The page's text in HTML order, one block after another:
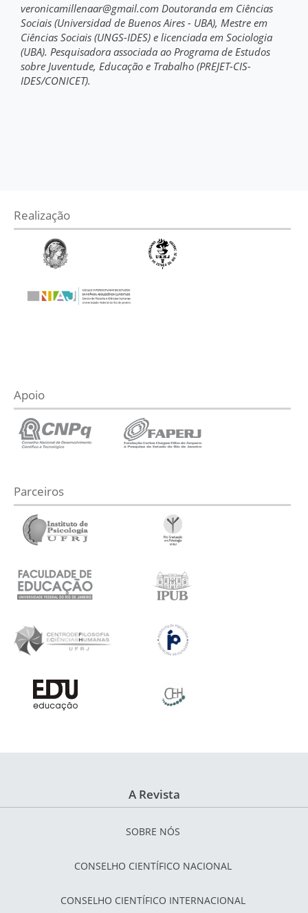
veronicamillenaar@gmail.com Doutoranda em Ciências
Sociais (Universidad de Buenos Aires - UBA), Mestre em
Ciências Sociais (UNGS-IDES) e licenciada em Sociologia
(UBA). Pesquisadora associada ao Programa de Estudos
sobre Juventude, Educação e Trabalho (PREJET-CIS-
IDES/CONICET).
Realização
Apoio
Parceiros
A Revista
SOBRE NÓS
CONSELHO CIENTÍFICO NACIONAL
CONSELHO CIENTÍFICO INTERNACIONAL